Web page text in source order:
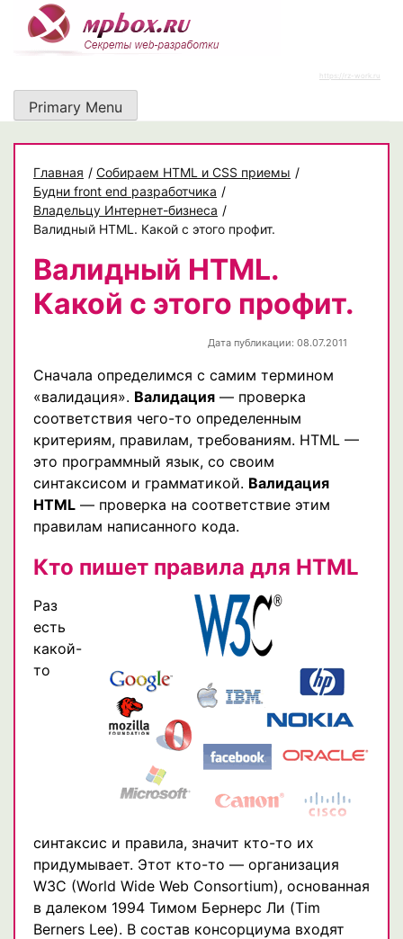
content
https://rz-work.ru
Primary Menu
Главная / Собираем HTML и CSS приемы /
Будни front end разработчика /
Владельцу Интернет-бизнеса /
Валидный HTML. Какой с этого профит.
Валидный HTML.
Какой с этого профит.
Дата публикации: 08.07.2011
Сначала определимся с самим термином
«валидация». Валидация — проверка
соответствия чего-то определенным
критериям, правилам, требованиям. HTML —
это программный язык, со своим
синтаксисом и грамматикой. Валидация
HTML — проверка на соответствие этим
правилам написанного кода.
Кто пишет правила для HTML
Раз
есть
какой-
то
синтаксис и правила, значит кто-то их
придумывает. Этот кто-то — организация
W3C (World Wide Web Consortium), основанная
в далеком 1994 Тимом Бернерс Ли (Tim
Berners Lee). В состав консорциума входят